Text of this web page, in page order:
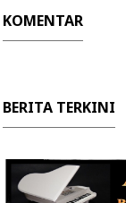
KOMENTAR
BERITA TERKINI